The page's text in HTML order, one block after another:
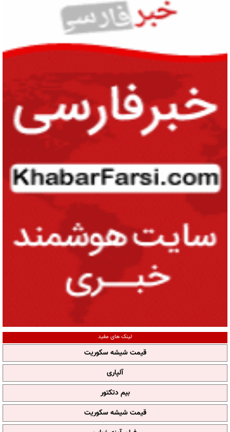
لینک های مفید
قیمت شیشه سکوریت
آلپاری
بیم دتکتور
قیمت شیشه سکوریت